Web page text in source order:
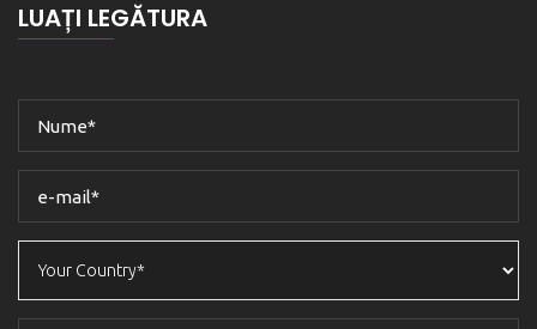
LUAȚI LEGĂTURA